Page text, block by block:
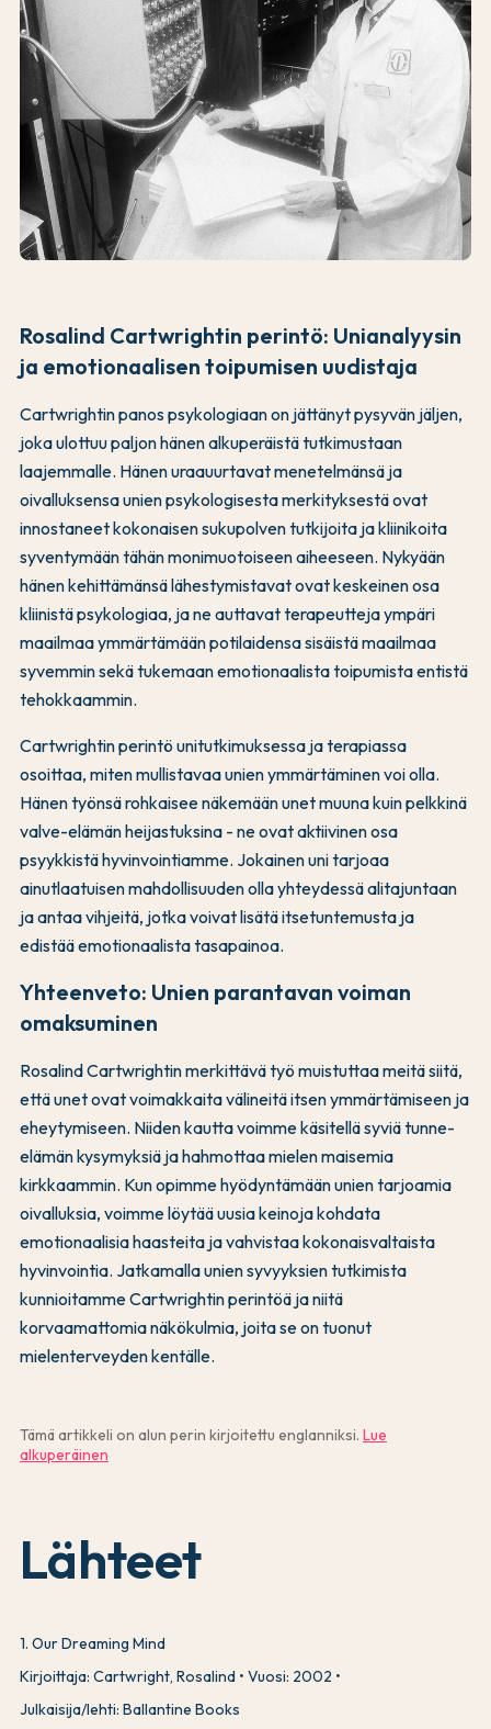
Rosalind Cartwrightin perintö: Unianalyysin
ja emotionaalisen toipumisen uudistaja
Cartwrightin panos psykologiaan on jättänyt pysyvän jäljen,
joka ulottuu paljon hänen alkuperäistä tutkimustaan
laajemmalle. Hänen uraauurtavat menetelmänsä ja
oivalluksensa unien psykologisesta merkityksestä ovat
innostaneet kokonaisen sukupolven tutkijoita ja kliinikoita
syventymään tähän monimuotoiseen aiheeseen. Nykyään
hänen kehittämänsä lähestymistavat ovat keskeinen osa
kliinistä psykologiaa, ja ne auttavat terapeutteja ympäri
maailmaa ymmärtämään potilaidensa sisäistä maailmaa
syvemmin sekä tukemaan emotionaalista toipumista entistä
tehokkaammin.
Cartwrightin perintö unitutkimuksessa ja terapiassa
osoittaa, miten mullistavaa unien ymmärtäminen voi olla.
Hänen työnsä rohkaisee näkemään unet muuna kuin pelkkinä
valve-elämän heijastuksina - ne ovat aktiivinen osa
psyykkistä hyvinvointiamme. Jokainen uni tarjoaa
ainutlaatuisen mahdollisuuden olla yhteydessä alitajuntaan
ja antaa vihjeitä, jotka voivat lisätä itsetuntemusta ja
edistää emotionaalista tasapainoa.
Yhteenveto: Unien parantavan voiman
omaksuminen
Rosalind Cartwrightin merkittävä työ muistuttaa meitä siitä,
että unet ovat voimakkaita välineitä itsen ymmärtämiseen ja
eheytymiseen. Niiden kautta voimme käsitellä syviä tunne-
elämän kysymyksiä ja hahmottaa mielen maisemia
kirkkaammin. Kun opimme hyödyntämään unien tarjoamia
oivalluksia, voimme löytää uusia keinoja kohdata
emotionaalisia haasteita ja vahvistaa kokonaisvaltaista
hyvinvointia. Jatkamalla unien syvyyksien tutkimista
kunnioitamme Cartwrightin perintöä ja niitä
korvaamattomia näkökulmia, joita se on tuonut
mielenterveyden kentälle.
Tämä artikkeli on alun perin kirjoitettu englanniksi. Lue
alkuperäinen
Lähteet
1. Our Dreaming Mind
Kirjoittaja: Cartwright, Rosalind
Vuosi: 2002
Julkaisija/lehti: Ballantine Books